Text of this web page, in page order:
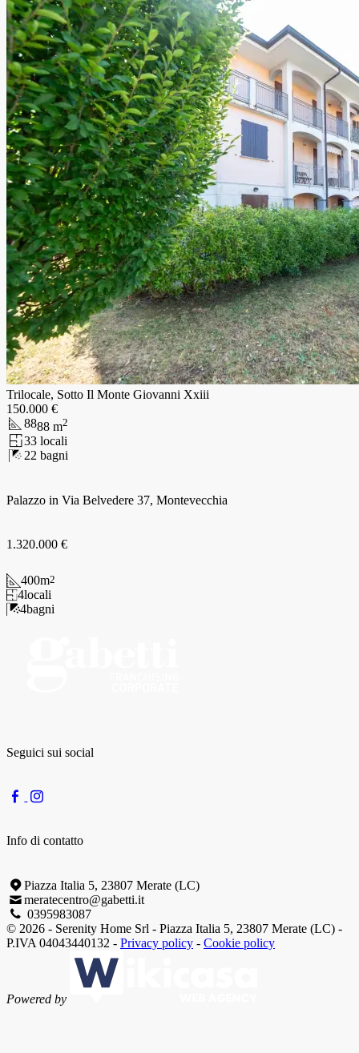
Trilocale, Sotto Il Monte Giovanni Xxiii
150.000 €
8888 m2
33 locali
22 bagni
Palazzo in Via Belvedere 37, Montevecchia
1.320.000 €
400m2
4locali
4bagni
Seguici sui social
Info di contatto
Piazza Italia 5, 23807 Merate (LC)
meratecentro@gabetti.it
0395983087
© 2026 - Serenity Home Srl - Piazza Italia 5, 23807 Merate (LC) -
P.IVA 04043440132 - Privacy policy - Cookie policy
Powered by